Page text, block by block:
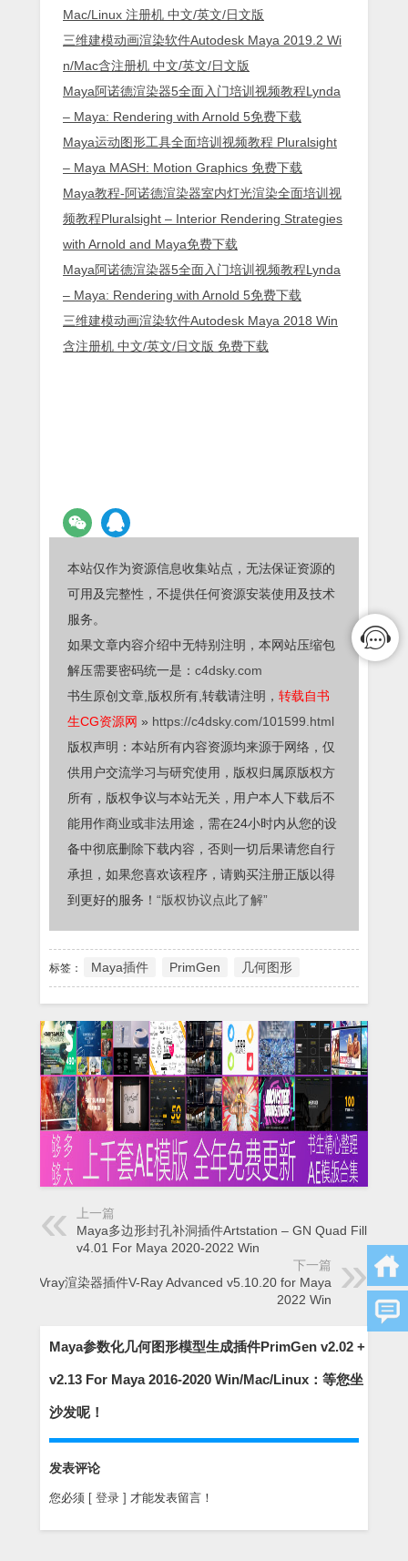
Mac/Linux 注册机 中文/英文/日文版
三维建模动画渲染软件Autodesk Maya 2019.2 Wi
n/Mac含注册机 中文/英文/日文版
Maya阿诺德渲染器5全面入门培训视频教程Lynda
– Maya: Rendering with Arnold 5免费下载
Maya运动图形工具全面培训视频教程 Pluralsight
– Maya MASH: Motion Graphics 免费下载
Maya教程-阿诺德渲染器室内灯光渲染全面培训视
频教程Pluralsight – Interior Rendering Strategies
with Arnold and Maya免费下载
Maya阿诺德渲染器5全面入门培训视频教程Lynda
– Maya: Rendering with Arnold 5免费下载
三维建模动画渲染软件Autodesk Maya 2018 Win
含注册机 中文/英文/日文版 免费下载
本站仅作为资源信息收集站点，无法保证资源的
可用及完整性，不提供任何资源安装使用及技术
服务。
如果文章内容介绍中无特别注明，本网站压缩包
解压需要密码统一是： c4dsky.com
书生原创文章,版权所有,转载请注明， 转载自书
生CG资源网 » https://c4dsky.com/101599.html
版权声明：本站所有内容资源均来源于网络，仅
供用户交流学习与研究使用，版权归属原版权方
所有，版权争议与本站无关，用户本人下载后不
能用作商业或非法用途，需在24小时内从您的设
备中彻底删除下载内容，否则一切后果请您自行
承担，如果您喜欢该程序，请购买注册正版以得
到更好的服务！ “版权协议点此了解”
标签： Maya插件 PrimGen 几何图形
上一篇
Maya多边形封孔补洞插件Artstation – GN Quad Fill Hole
v4.01 For Maya 2020-2022 Win
下一篇
Maya Vray渲染器插件V-Ray Advanced v5.10.20 for Maya
2022 Win
Maya参数化几何图形模型生成插件PrimGen v2.02 +
v2.13 For Maya 2016-2020 Win/Mac/Linux：等您坐
沙发呢！
发表评论
您必须 [ 登录 ] 才能发表留言！